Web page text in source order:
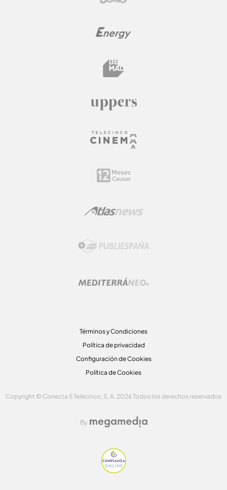
Términos y Condiciones
Política de privacidad
Configuración de Cookies
Política de Cookies
Copyright © Conecta 5 Telecinco, S. A. 2026 Todos los derechos reservados
By